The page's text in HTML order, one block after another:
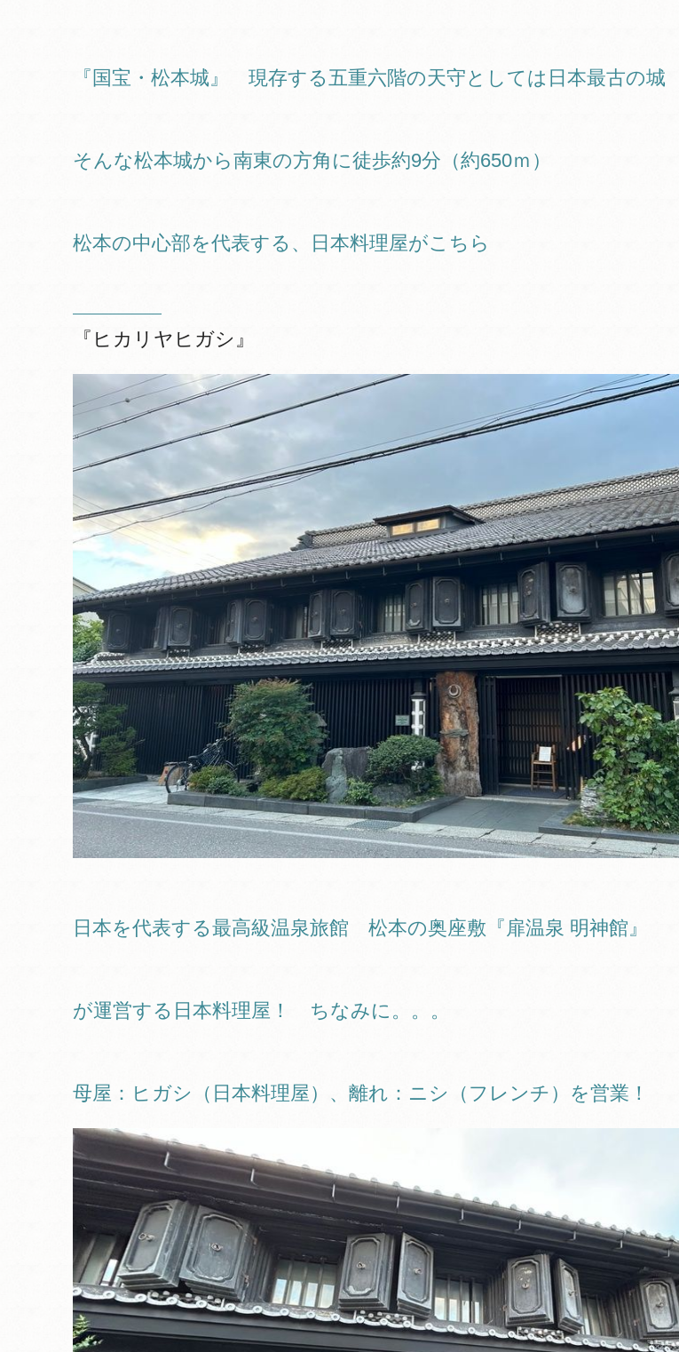
『国宝・松本城』 現存する五重六階の天守としては日本最古の城
そんな松本城から南東の方角に徒歩約9分（約650ｍ）
松本の中心部を代表する、日本料理屋がこちら
『ヒカリヤヒガシ』
日本を代表する最高級温泉旅館 松本の奥座敷『扉温泉 明神館』
が運営する日本料理屋！ ちなみに。。。
母屋：ヒガシ（日本料理屋）、離れ：ニシ（フレンチ）を営業！